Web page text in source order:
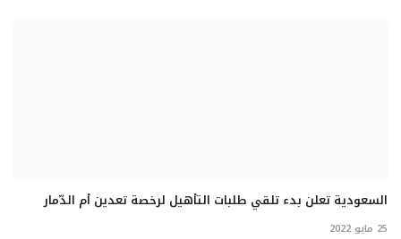
السعودية تعلن بدء تلقي طلبات التأهيل لرخصة تعدين أم الدّمار
25 مايو 2022